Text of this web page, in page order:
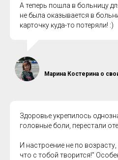
А теперь пошла в больницу
не была оказывается в
карточку куда-то потеряли! :)
Марина Костерина о
Здоровье укрепилось
головные боли, перестали
И настроение не по
что с тобой творится!"